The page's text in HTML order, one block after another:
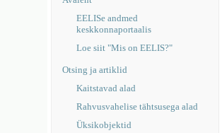
EELISe andmed
keskkonnaportaalis
Loe siit "Mis on EELIS?"
Otsing ja artiklid
Kaitstavad alad
Rahvusvahelise tähtsusega alad
Üksikobjektid